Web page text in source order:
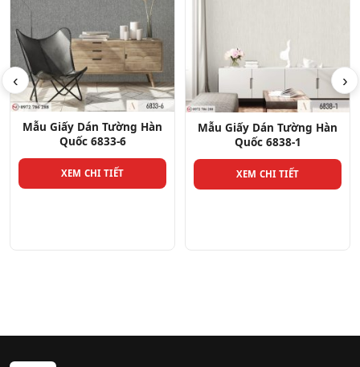
‹
Mẫu Giấy Dán Tường Hàn
Quốc 6838-1
XEM CHI TIẾT
Mẫu Giấy Dán Tường Hàn
Quốc 6833-4
XEM CHI TIẾT
›